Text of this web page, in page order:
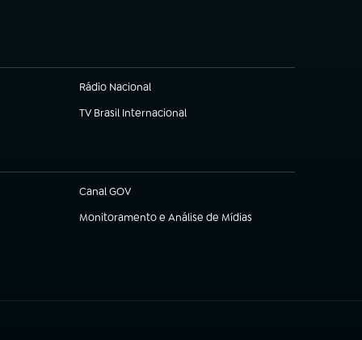
Rádio Nacional
TV Brasil Internacional
(abre em nova aba)
Canal GOV
(abre em nova aba)
Monitoramento e Análise de Mídias
(abre em nova aba)